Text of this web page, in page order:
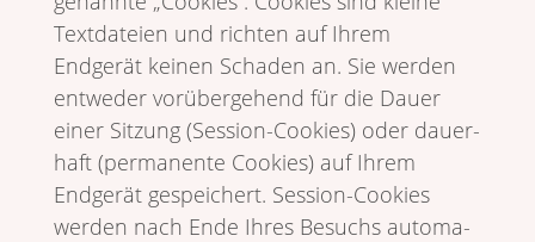
Text­da­teien und richten auf Ihrem
Endgerät keinen Schaden an. Sie werden
entweder vorüber­ge­hend für die Dauer
einer Sitzung (Session-Cookies) oder dauer­
haft (perma­nente Cookies) auf Ihrem
Endgerät gespei­chert. Session-Cookies
werden nach Ende Ihres Besuchs auto­ma­